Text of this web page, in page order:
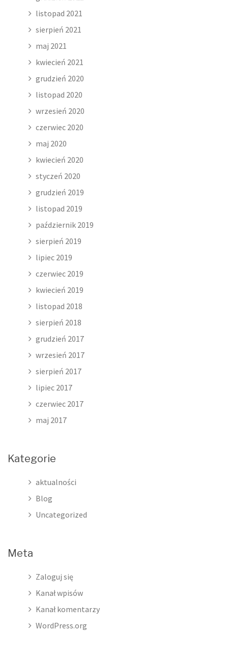
listopad 2021
sierpień 2021
maj 2021
kwiecień 2021
grudzień 2020
listopad 2020
wrzesień 2020
czerwiec 2020
maj 2020
kwiecień 2020
styczeń 2020
grudzień 2019
listopad 2019
październik 2019
sierpień 2019
lipiec 2019
czerwiec 2019
kwiecień 2019
listopad 2018
sierpień 2018
grudzień 2017
wrzesień 2017
sierpień 2017
lipiec 2017
czerwiec 2017
maj 2017
Kategorie
aktualności
Blog
Uncategorized
Meta
Zaloguj się
Kanał wpisów
Kanał komentarzy
WordPress.org